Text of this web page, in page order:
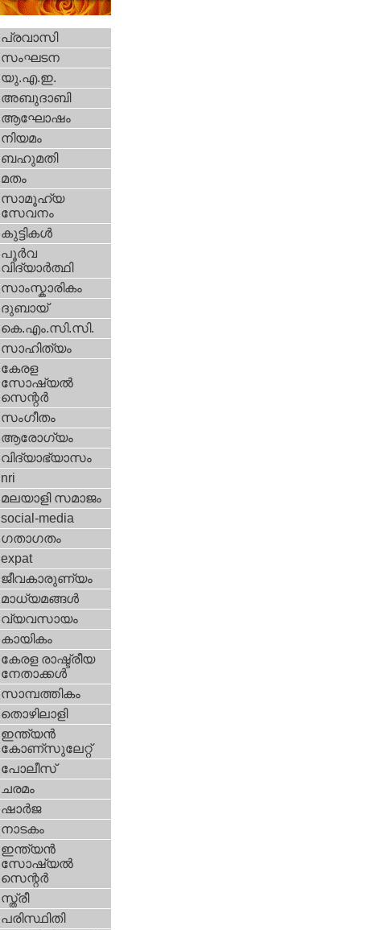
പ്രവാസി
സംഘടന
യു.എ.ഇ.
അബുദാബി
ആഘോഷം
നിയമം
ബഹുമതി
മതം
സാമൂഹ്യ
സേവനം
കുട്ടികള്‍
പൂര്‍വ
വിദ്യാര്‍ത്ഥി
സാംസ്കാരികം
ദുബായ്‌
കെ.എം.സി.സി.
സാഹിത്യം
കേരള
സോഷ്യല്‍
സെന്റര്‍
സംഗീതം
ആരോഗ്യം
വിദ്യാഭ്യാസം
nri
മലയാളി സമാജം
social-media
ഗതാഗതം
expat
ജീവകാരുണ്യം
മാധ്യമങ്ങള്‍
വ്യവസായം
കായികം
കേരള രാഷ്ട്രീയ
നേതാക്കള്‍
സാമ്പത്തികം
തൊഴിലാളി
ഇന്ത്യന്‍
കോണ്സുലേറ്റ്
പോലീസ്
ചരമം
ഷാര്‍ജ
നാടകം
ഇന്ത്യന്‍
സോഷ്യല്‍
സെന്റര്‍
സ്ത്രീ
പരിസ്ഥിതി